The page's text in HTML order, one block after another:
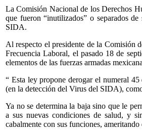
La Comisión Nacional de los Derechos
que fueron “inutilizados” o separados
SIDA.
Al respecto el presidente de la Comisión
Frecuencia Laboral, el pasado 18 de
elementos de las fuerzas armadas
“ Esta ley propone derogar el numeral
(en la detección del Virus del SIDA),
Ya no se determina la baja sino que le
a sus nuevas condiciones de salud, y
cabalmente con sus funciones,